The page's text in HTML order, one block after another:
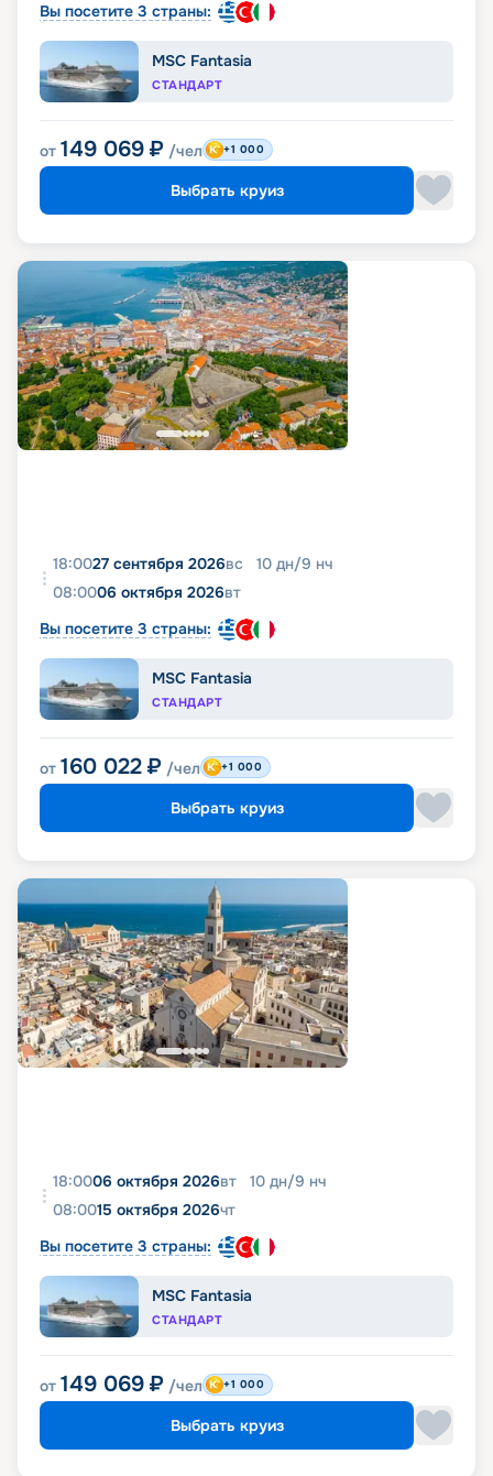
Вы посетите 3 страны:
MSC Fantasia
СТАНДАРТ
от 149 069 ₽ /чел +1 000
Выбрать круиз
18:0027 сентября 2026вс 10 дн/9 нч
08:0006 октября 2026вт
Вы посетите 3 страны:
MSC Fantasia
СТАНДАРТ
от 160 022 ₽ /чел +1 000
Выбрать круиз
18:0006 октября 2026вт 10 дн/9 нч
08:0015 октября 2026чт
Вы посетите 3 страны:
MSC Fantasia
СТАНДАРТ
от 149 069 ₽ /чел +1 000
Выбрать круиз